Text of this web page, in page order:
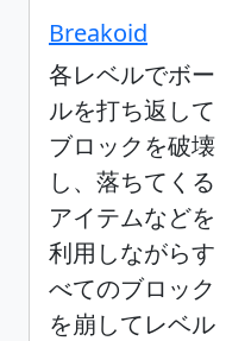
Breakoid
各レベルでボー
ルを打ち返して
ブロックを破壊
し、落ちてくる
アイテムなどを
利用しながらす
べてのブロック
を崩してレベル